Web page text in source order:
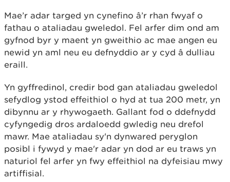
Mae’r adar targed yn cynefino â’r rhan fwyaf o
fathau o ataliadau gweledol. Fel arfer dim ond am
gyfnod byr y maent yn gweithio ac mae angen eu
newid yn aml neu eu defnyddio ar y cyd â dulliau
eraill.
Yn gyffredinol, credir bod gan ataliadau gweledol
sefydlog ystod effeithiol o hyd at tua 200 metr, yn
dibynnu ar y rhywogaeth. Gallant fod o ddefnydd
cyfyngedig dros ardaloedd gwledig neu drefol
mawr. Mae ataliadau sy'n dynwared peryglon
posibl i fywyd y mae'r adar yn dod ar eu traws yn
naturiol fel arfer yn fwy effeithiol na dyfeisiau mwy
artiffisial.